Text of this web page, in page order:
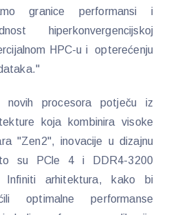
granice performansi i
hiperkonvergencijskoj
HPC-u i opterećenju
novih procesora potječu iz
koja kombinira visoke
"Zen2", inovacije u dizajnu
su PCle 4 i DDR4-3200
Infiniti arhitektura, kako bi
optimalne performanse